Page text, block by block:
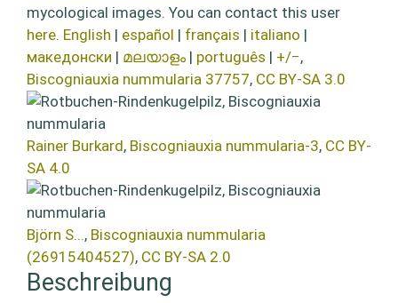
mycological images. You can contact this user
here. English | español | français | italiano |
македонски | മലയാളം | português | +/−,
Biscogniauxia nummularia 37757, CC BY-SA 3.0
Rainer Burkard, Biscogniauxia nummularia-3, CC BY-
SA 4.0
Björn S..., Biscogniauxia nummularia
(26915404527), CC BY-SA 2.0
Beschreibung